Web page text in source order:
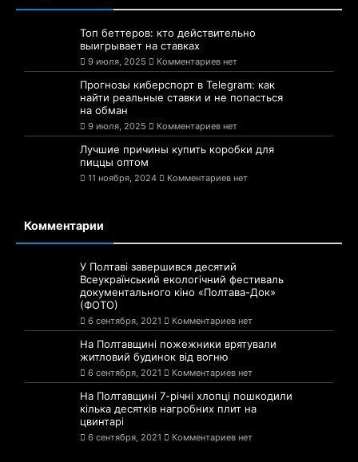
Топ беттеров: кто действительно
выигрывает на ставках
9 июля, 2025 Комментариев нет
Прогнозы киберспорт в Telegram: как
найти реальные ставки и не попасться
на обман
9 июля, 2025 Комментариев нет
Лучшие причины купить коробки для
пиццы оптом
11 ноября, 2024 Комментариев нет
Комментарии
У Полтаві завершився десятий
Всеукраїнський екологічний фестиваль
документального кіно «Полтава-Док»
(ФОТО)
6 сентября, 2021 Комментариев нет
На Полтавщині пожежники врятували
житловий будинок від вогню
6 сентября, 2021 Комментариев нет
На Полтавщині 7-річні хлопці пошкодили
кілька десятків нагробних плит на
цвинтарі
6 сентября, 2021 Комментариев нет